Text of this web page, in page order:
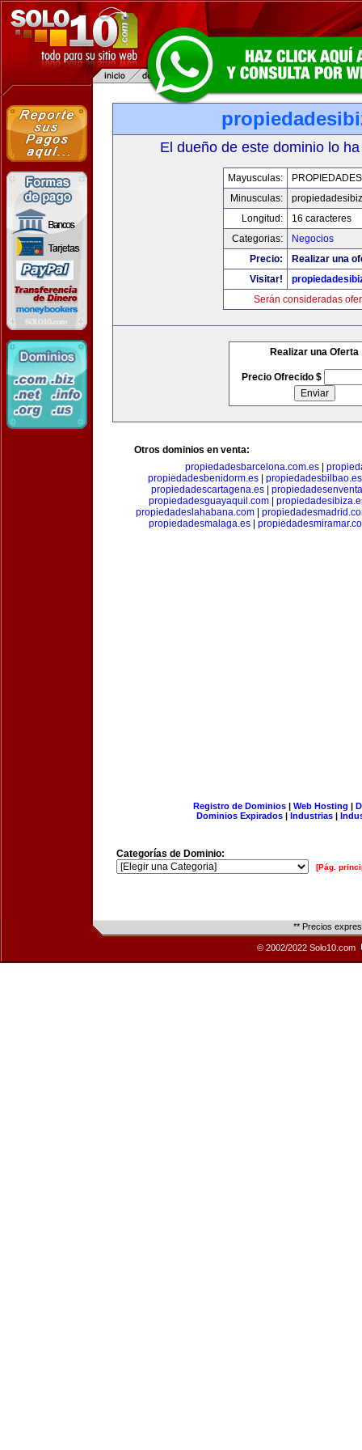
El dueño de este dominio lo
Mayusculas:
Minusculas:
Longitud:
16 caracteres
Categorias:
Negocios
Precio:
Realizar una
Visitar!
Serán consideradas
Realizar una Oferta
Precio Ofrecido $
Otros dominios en venta:
propiedadesbarcelona.com.es|
propiedadesbenidorm.es
propiedadesbilbao.es
propiedadescartagena.es|
propiedadesguayaquil.com
propiedadeslahabana.com|
propiedadesmalaga.es|
Registro de Dominios| Web Hosting |
Dominios Expirados | Industrias |
Categorías de Dominio:
[Pág.
** Precios
© 2002/2022 Solo10.com